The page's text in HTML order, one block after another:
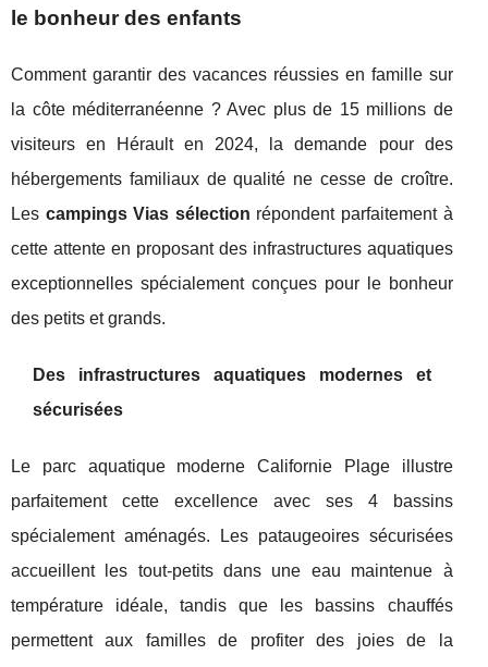
le bonheur des enfants
Comment garantir des vacances réussies en famille sur
la côte méditerranéenne ? Avec plus de 15 millions de
visiteurs en Hérault en 2024, la demande pour des
hébergements familiaux de qualité ne cesse de croître.
Les campings Vias sélection répondent parfaitement à
cette attente en proposant des infrastructures aquatiques
exceptionnelles spécialement conçues pour le bonheur
des petits et grands.
Des infrastructures aquatiques modernes et
sécurisées
Le parc aquatique moderne Californie Plage illustre
parfaitement cette excellence avec ses 4 bassins
spécialement aménagés. Les pataugeoires sécurisées
accueillent les tout-petits dans une eau maintenue à
température idéale, tandis que les bassins chauffés
permettent aux familles de profiter des joies de la